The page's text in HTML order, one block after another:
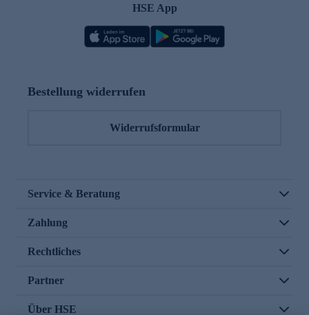
HSE App
Bestellung widerrufen
Widerrufsformular
Service & Beratung
Zahlung
Rechtliches
Partner
Über HSE